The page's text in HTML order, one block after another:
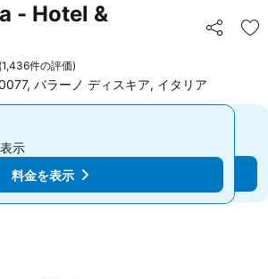
- Hotel &
シェア お
(1,436件の評価)
バラーノ ディスキア, イタリア
示
料金を表示
示
料金を表示